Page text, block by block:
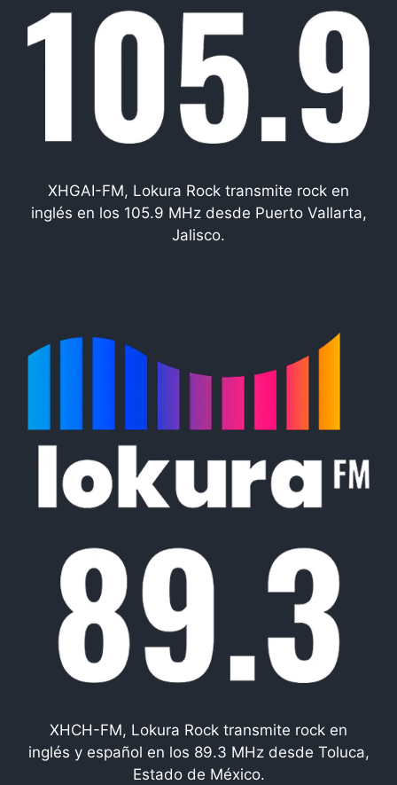
XHGAI-FM, Lokura Rock transmite rock en
inglés en los 105.9 MHz desde Puerto Vallarta,
Jalisco.
XHCH-FM, Lokura Rock transmite rock en
inglés y español en los 89.3 MHz desde Toluca,
Estado de México.